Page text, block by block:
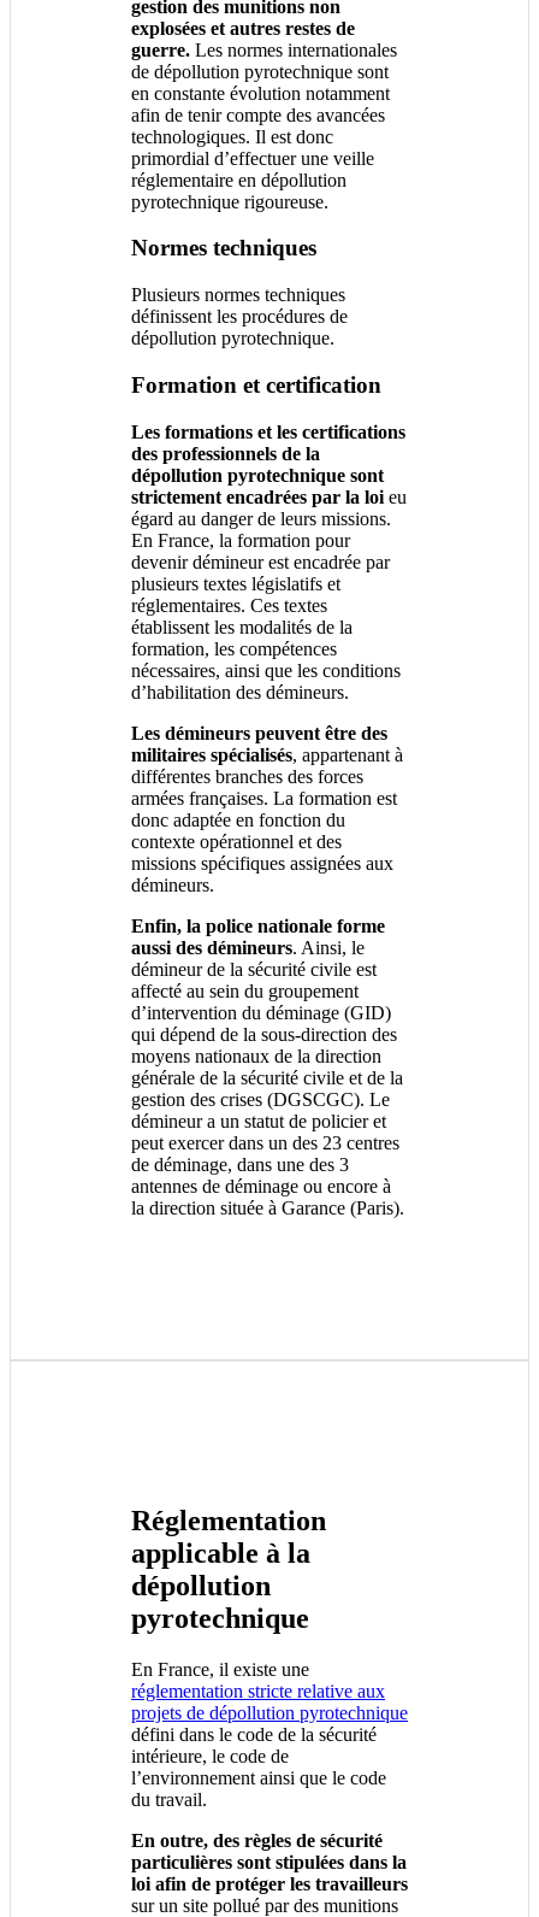
gestion des munitions non
explosées et autres restes de
guerre. Les normes internationales
de dépollution pyrotechnique sont
en constante évolution notamment
afin de tenir compte des avancées
technologiques. Il est donc
primordial d’effectuer une veille
réglementaire en dépollution
pyrotechnique rigoureuse.
Normes techniques
Plusieurs normes techniques
définissent les procédures de
dépollution pyrotechnique.
Formation et certification
Les formations et les certifications
des professionnels de la
dépollution pyrotechnique sont
strictement encadrées par la loi eu
égard au danger de leurs missions.
En France, la formation pour
devenir démineur est encadrée par
plusieurs textes législatifs et
réglementaires. Ces textes
établissent les modalités de la
formation, les compétences
nécessaires, ainsi que les conditions
d’habilitation des démineurs.
Les démineurs peuvent être des
militaires spécialisés, appartenant à
différentes branches des forces
armées françaises. La formation est
donc adaptée en fonction du
contexte opérationnel et des
missions spécifiques assignées aux
démineurs.
Enfin, la police nationale forme
aussi des démineurs. Ainsi, le
démineur de la sécurité civile est
affecté au sein du groupement
d’intervention du déminage (GID)
qui dépend de la sous-direction des
moyens nationaux de la direction
générale de la sécurité civile et de la
gestion des crises (DGSCGC). Le
démineur a un statut de policier et
peut exercer dans un des 23 centres
de déminage, dans une des 3
antennes de déminage ou encore à
la direction située à Garance (Paris).
Réglementation
applicable à la
dépollution
pyrotechnique
En France, il existe une
réglementation stricte relative aux
projets de dépollution pyrotechnique
défini dans le code de la sécurité
intérieure, le code de
l’environnement ainsi que le code
du travail.
En outre, des règles de sécurité
particulières sont stipulées dans la
loi afin de protéger les travailleurs
sur un site pollué par des munitions